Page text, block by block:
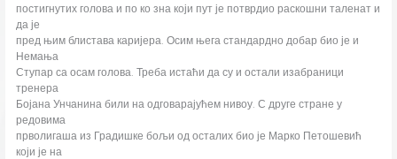
постигнутих голова и по ко зна који пут је потврдио раскошни таленат и
да је
пред њим блистава каријера. Осим њега стандардно добар био је и
Немања
Ступар са осам голова. Треба истаћи да су и остали изабраници
тренера
Бојана Унчанина били на одговарајућем нивоу. С друге стране у
редовима
прволигаша из Градишке бољи од осталих био је Марко Петошевић
који је на